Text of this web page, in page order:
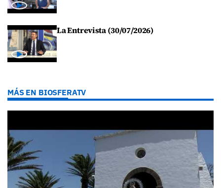
La Entrevista (30/07/2026)
MÁS EN BIOSFERATV